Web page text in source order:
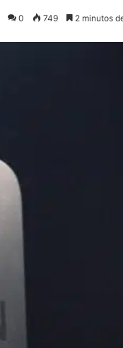
0 749 2 minutos